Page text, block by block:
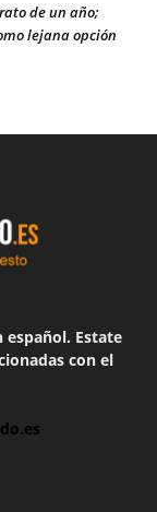
de un año;
lejana opción
español. Estate
con el